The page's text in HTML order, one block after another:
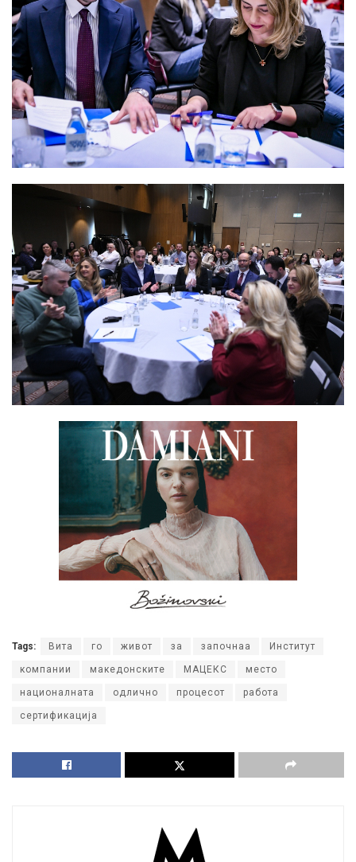
Tags: Вита го живот за започнаа Институт
компании македонските МАЦЕКС место
националната одлично процесот работа
сертификација